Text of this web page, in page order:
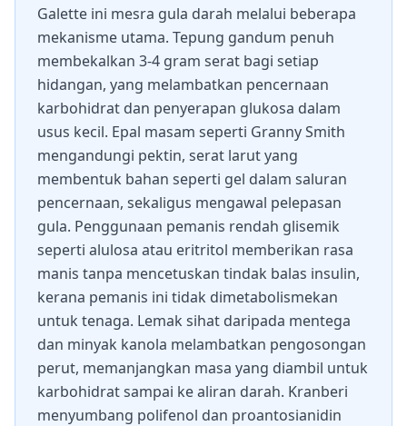
Galette ini mesra gula darah melalui beberapa
mekanisme utama. Tepung gandum penuh
membekalkan 3-4 gram serat bagi setiap
hidangan, yang melambatkan pencernaan
karbohidrat dan penyerapan glukosa dalam
usus kecil. Epal masam seperti Granny Smith
mengandungi pektin, serat larut yang
membentuk bahan seperti gel dalam saluran
pencernaan, sekaligus mengawal pelepasan
gula. Penggunaan pemanis rendah glisemik
seperti alulosa atau eritritol memberikan rasa
manis tanpa mencetuskan tindak balas insulin,
kerana pemanis ini tidak dimetabolismekan
untuk tenaga. Lemak sihat daripada mentega
dan minyak kanola melambatkan pengosongan
perut, memanjangkan masa yang diambil untuk
karbohidrat sampai ke aliran darah. Kranberi
menyumbang polifenol dan proantosianidin